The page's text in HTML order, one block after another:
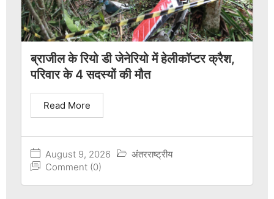
ब्राजील के रियो डी जेनेरियो में हेलीकॉप्टर क्रैश,
परिवार के 4 सदस्यों की मौत
August 9, 2026
अंतरराष्ट्रीय
Comment (0)
Read More